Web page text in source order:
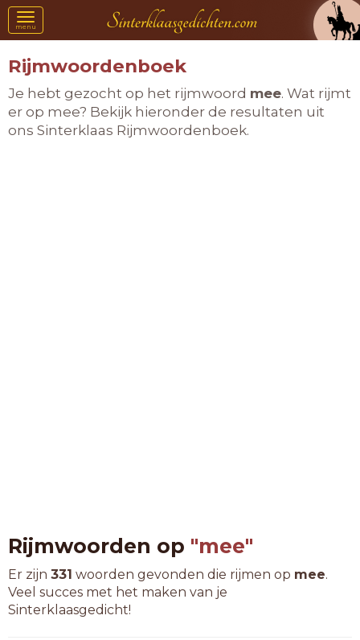
Toggle
navigation
menu
Rijmwoordenboek
Je hebt gezocht op het rijmwoord mee. Wat rijmt
er op mee? Bekijk hieronder de resultaten uit
ons Sinterklaas Rijmwoordenboek.
Rijmwoorden op "mee"
Er zijn 331 woorden gevonden die rijmen op mee.
Veel succes met het maken van je
Sinterklaasgedicht!